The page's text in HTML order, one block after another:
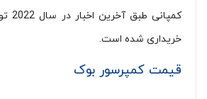
خریداری شده است.
قیمت کمپرسور بوک